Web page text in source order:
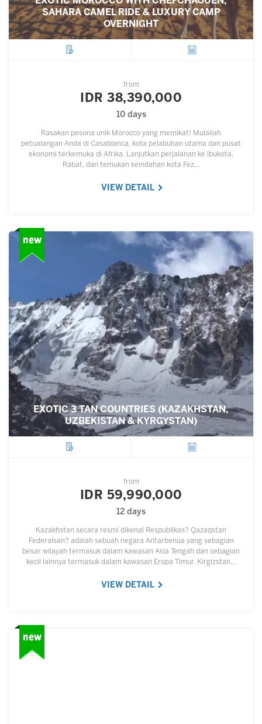
SAHARA CAMEL RIDE & LUXURY CAMP
OVERNIGHT
from
IDR 38,390,000
10 days
Rasakan pesona unik Morocco yang memikat! Mulailah
petualangan Anda di Casablanca, kota pelabuhan utama dan pusat
ekonomi terkemuka di Afrika. Lanjutkan perjalanan ke ibukota,
Rabat, dan temukan keindahan kota Fez…
VIEW DETAIL
EXOTIC 3 TAN COUNTRIES (KAZAKHSTAN,
UZBEKISTAN & KYRGYSTAN)
from
IDR 59,990,000
12 days
Kazakhstan secara resmi dikenal Respublikas? Qazaqstan
Federalsan? adalah sebuah negara Antarbenua yang sebagian
besar wilayah termasuk dalam kawasan Asia Tengah dan sebagian
kecil lainnya termasuk dalam kawasan Eropa Timur. Kirgizstan…
VIEW DETAIL